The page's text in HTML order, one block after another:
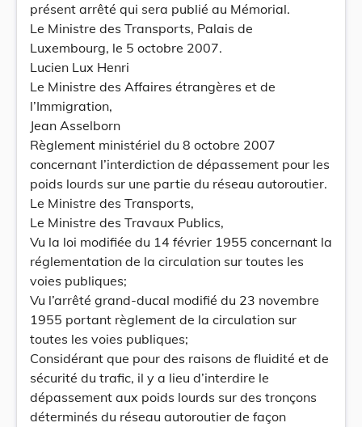
présent arrêté qui sera publié au Mémorial.
Le Ministre des Transports, Palais de
Luxembourg, le 5 octobre 2007.
Lucien Lux Henri
Le Ministre des Affaires étrangères et de
l’Immigration,
Jean Asselborn
Règlement ministériel du 8 octobre 2007
concernant l’interdiction de dépassement pour les
poids lourds sur une partie du réseau autoroutier.
Le Ministre des Transports,
Le Ministre des Travaux Publics,
Vu la loi modifiée du 14 février 1955 concernant la
réglementation de la circulation sur toutes les
voies publiques;
Vu l’arrêté grand-ducal modifié du 23 novembre
1955 portant règlement de la circulation sur
toutes les voies publiques;
Considérant que pour des raisons de fluidité et de
sécurité du trafic, il y a lieu d’interdire le
dépassement aux poids lourds sur des tronçons
déterminés du réseau autoroutier de façon